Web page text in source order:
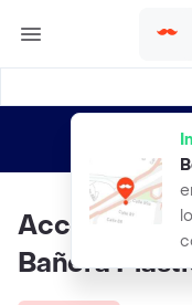
envíos
Accesorio
Bañera